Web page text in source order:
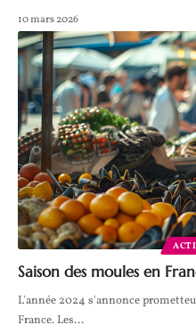
10 mars 2026
Saison des moules en
L'année 2024 s'annonce
France. Les…